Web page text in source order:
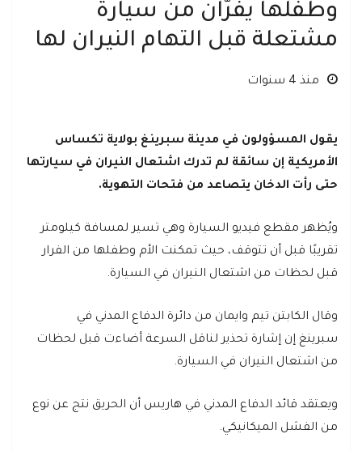
وطفلها يفرّان من سيارة
مشتعلة قبل التهام النيران لها
منذ 4 سنوات
يقول المسؤولون في مدينة سبرينغ بولاية تكساس
الأمريكية إن سائقة لم تدرك اشتعال النيران في سيارتها
حتى رأت الدخان يتصاعد من فتحات التهوية.
ويُظهر مقطع فيديو السيارة وهي تسير لمسافة كيلومتر
تقريبًا قبل أن تتوقف، حيث تمكنت الأم وطفلها من الفرار
قبل لحظات من اشتعال النيران في السيارة.
وقال الكابتن تيم وايمان من دائرة الدفاع المدني في
سبرينغ إن إشارة تحذير لناقل السرعة أضاءت قبل لحظات
من اشتعال النيران في السيارة.
ويعتقد قائد الدفاع المدني في هاريس أن الحريق نتج عن نوع
من الفشل الميكانيكي.